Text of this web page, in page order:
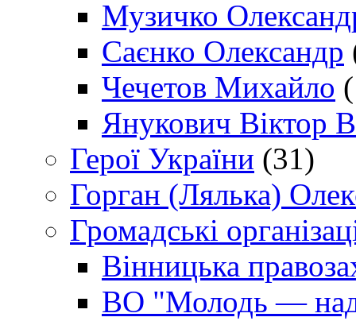
Музичко
Саєнко Олександр
Чечетов Михайло
Янукович Віктор
Герої України (31)
Горган (Лялька)
Громадські
Вінницька
ВО "Молодь —